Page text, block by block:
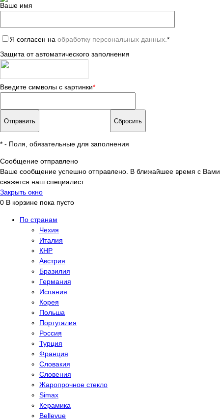
Ваше имя
Я согласен на обработку персональных данных. *
Защита от автоматического заполнения
Введите символы с картинки*
* - Поля, обязательные для заполнения
Сообщение отправлено
Ваше сообщение успешно отправлено. В ближайшее время с Вами
свяжется наш специалист
Закрыть окно
0 В корзине пока пусто
По странам
Чехия
Италия
КНР
Австрия
Бразилия
Германия
Испания
Корея
Польша
Португалия
Россия
Турция
Франция
Словакия
Словения
Жаропрочное стекло
Simax
Керамика
Bellevue